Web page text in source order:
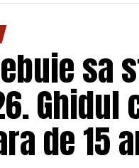
sa
de 15